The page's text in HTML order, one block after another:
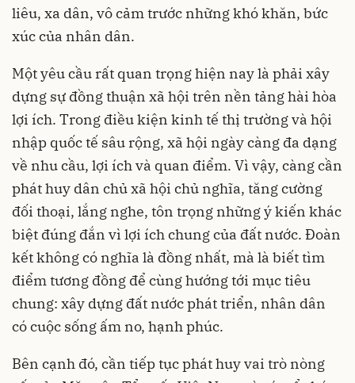
liêu, xa dân, vô cảm trước những khó khăn, bức
xúc của nhân dân.
Một yêu cầu rất quan trọng hiện nay là phải xây
dựng sự đồng thuận xã hội trên nền tảng hài hòa
lợi ích. Trong điều kiện kinh tế thị trường và hội
nhập quốc tế sâu rộng, xã hội ngày càng đa dạng
về nhu cầu, lợi ích và quan điểm. Vì vậy, càng cần
phát huy dân chủ xã hội chủ nghĩa, tăng cường
đối thoại, lắng nghe, tôn trọng những ý kiến khác
biệt đúng đắn vì lợi ích chung của đất nước. Đoàn
kết không có nghĩa là đồng nhất, mà là biết tìm
điểm tương đồng để cùng hướng tới mục tiêu
chung: xây dựng đất nước phát triển, nhân dân
có cuộc sống ấm no, hạnh phúc.
Bên cạnh đó, cần tiếp tục phát huy vai trò nòng